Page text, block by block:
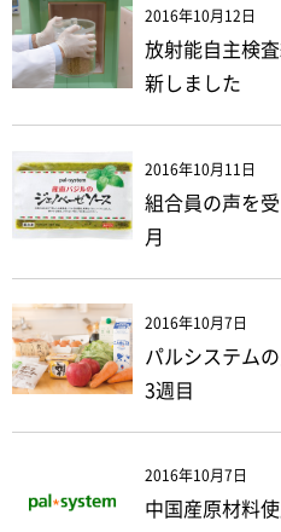
2016年10月12日
放射能自主検
新しました
2016年10月11日
組合員の声を
月
2016年10月7日
パルシステム
3週目
2016年10月7日
中国産原材料